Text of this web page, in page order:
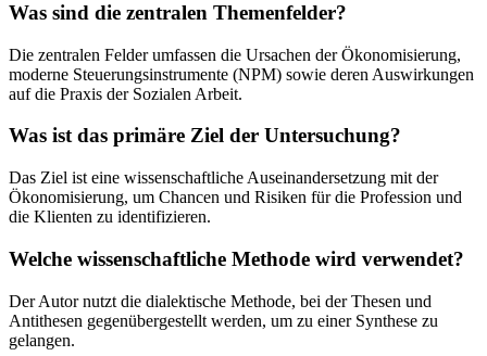
Was sind die zentralen Themenfelder?
Die zentralen Felder umfassen die Ursachen der Ökonomisierung,
moderne Steuerungsinstrumente (NPM) sowie deren Auswirkungen
auf die Praxis der Sozialen Arbeit.
Was ist das primäre Ziel der Untersuchung?
Das Ziel ist eine wissenschaftliche Auseinandersetzung mit der
Ökonomisierung, um Chancen und Risiken für die Profession und
die Klienten zu identifizieren.
Welche wissenschaftliche Methode wird verwendet?
Der Autor nutzt die dialektische Methode, bei der Thesen und
Antithesen gegenübergestellt werden, um zu einer Synthese zu
gelangen.